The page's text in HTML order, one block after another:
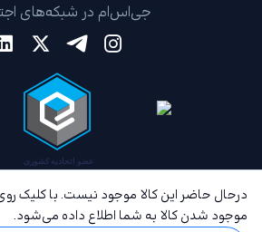
درحال حاضر این کالا موجود نیست. با کلیک
موجود شدن کالا به شما اطلاع داده می‌شود.
جی‌اس‌ام در شبکه‌های